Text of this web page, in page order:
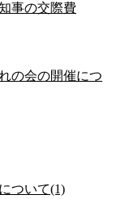
事の交際費
会の開催につ
ついて(1)